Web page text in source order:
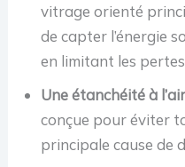
vitrage orienté
de capter l’énergie
en limitant les
Une étanchéité à
conçue pour éviter
principale cause de